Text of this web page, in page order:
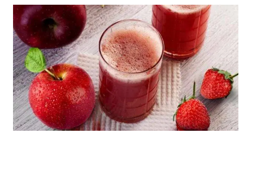
Kontak